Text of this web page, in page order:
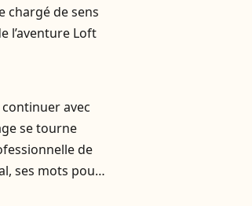
chargé de sens
l’aventure Loft
continuer avec
se tourne
de
ses mots pour